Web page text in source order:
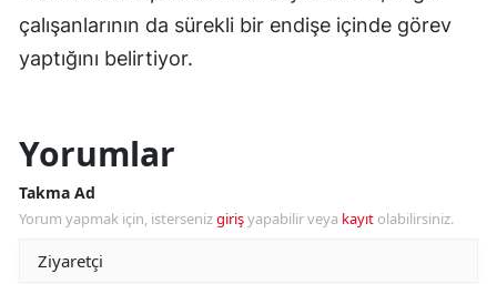
çalışanlarının da sürekli bir endişe içinde görev
yaptığını belirtiyor.
Yorumlar
Takma Ad
Yorum yapmak için, istersenizgirişyapabilir veya kayıt olabilirsiniz.